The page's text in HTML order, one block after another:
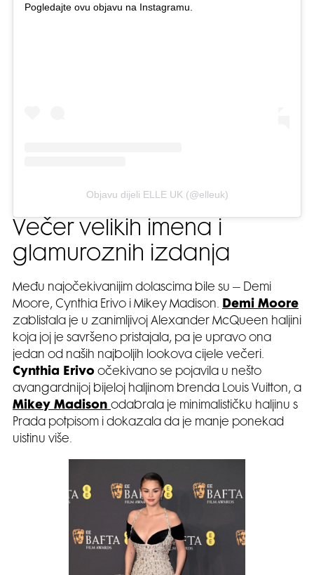
Pogledajte ovu objavu na Instagramu.
Objavu dijeli ELLE UK (@elleuk)
Večer velikih imena i
glamuroznih izdanja
Među najočekivanijim dolascima bile su – Demi
Moore, Cynthia Erivo i Mikey Madison. Demi Moore
zablistala je u zanimljivoj Alexander McQueen haljini
koja joj je savršeno pristajala, pa je upravo ona
jedan od naših najboljih lookova cijele večeri.
Cynthia Erivo očekivano se pojavila u nešto
avangardnijoj bijeloj haljinom brenda Louis Vuitton, a
Mikey Madison odabrala je minimalističku haljinu s
Prada potpisom i dokazala da je manje ponekad
uistinu više.